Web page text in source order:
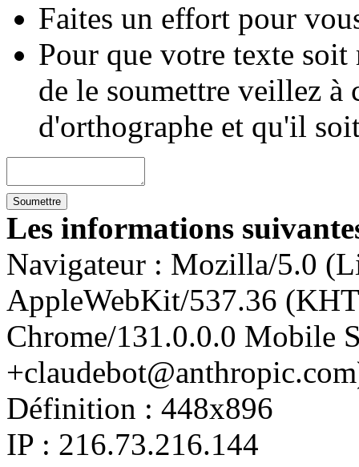
Faites un effort pour
Pour que votre texte
de le soumettre veillez à
d'orthographe et qu'il
Les informations
Navigateur : Mozilla/5.0
AppleWebKit/537.36
Chrome/131.0.0.0 Mobile
Définition : 448x896
IP : 216.73.216.144